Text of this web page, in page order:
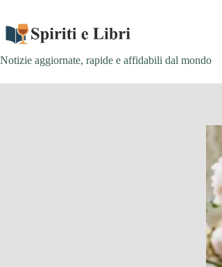
contenuto
Notizie aggiornate, rapide e affidabili dal mondo